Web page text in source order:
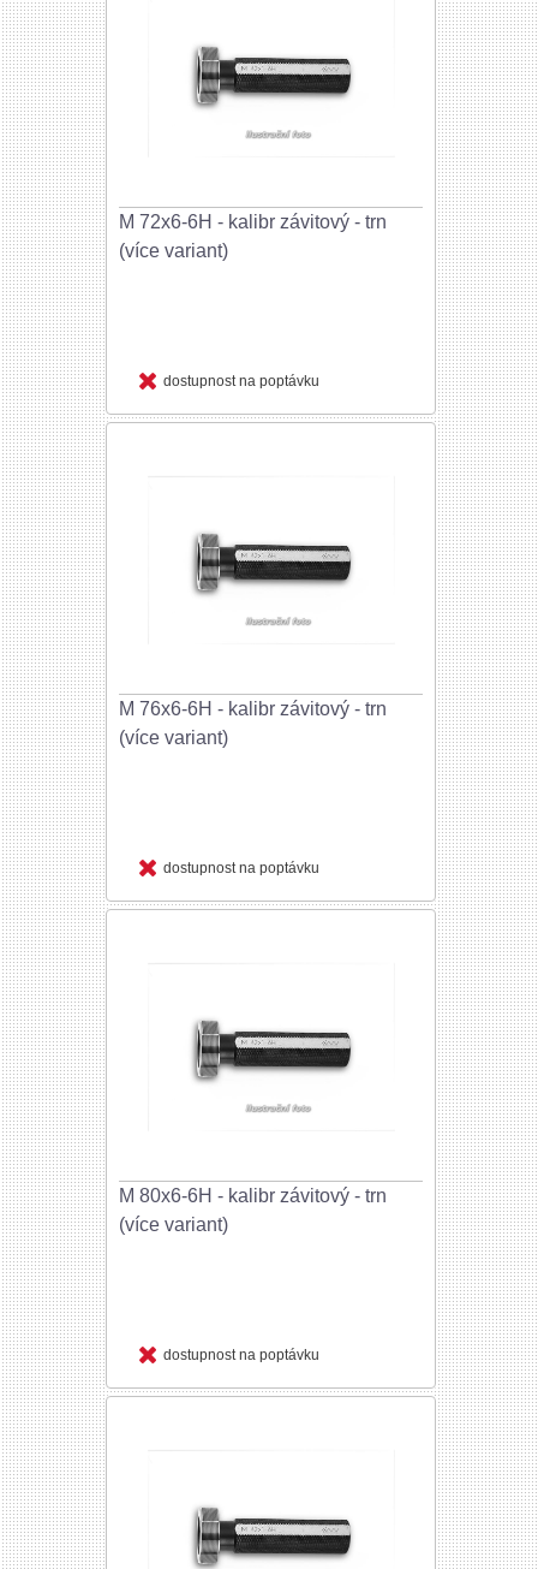
M 72x6-6H - kalibr závitový - trn
(více variant)
dostupnost na poptávku
M 76x6-6H - kalibr závitový - trn
(více variant)
dostupnost na poptávku
M 80x6-6H - kalibr závitový - trn
(více variant)
dostupnost na poptávku